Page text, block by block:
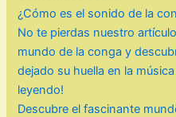
¿Cómo es el sonido de la
No te pierdas nuestro
mundo de la conga y
dejado su huella en la
leyendo!
Descubre el fascinante